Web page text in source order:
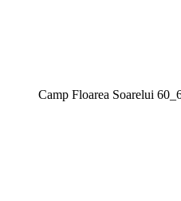
Camp Floarea Soarelui